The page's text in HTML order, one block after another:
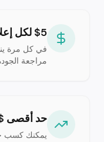
$5 لكل إعلان معتمد
في كل مرة
مراجعة
حد أقصى $50 لكل مستخدم